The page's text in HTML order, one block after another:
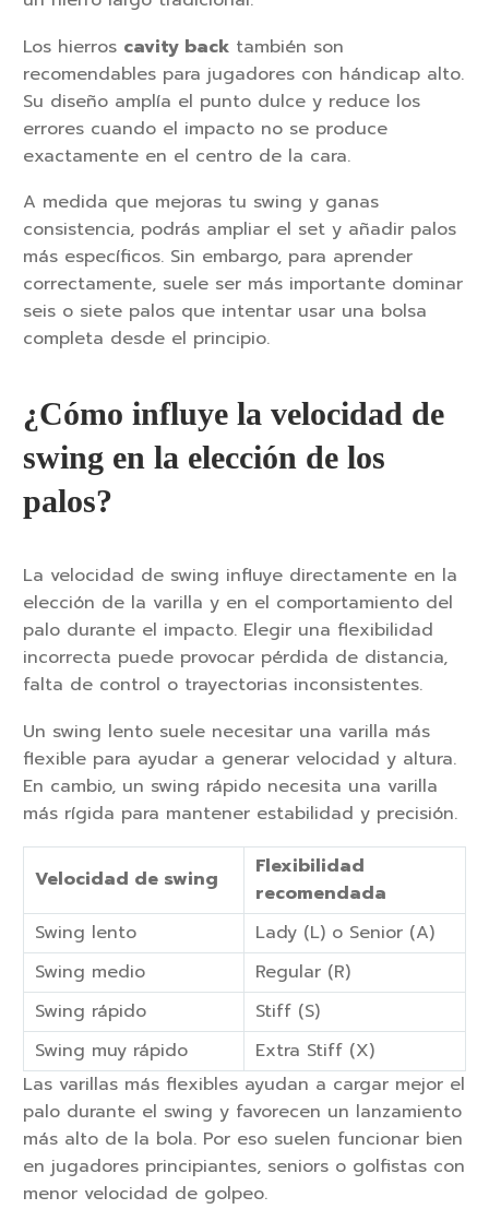
Los hierros cavity back también son
recomendables para jugadores con hándicap alto.
Su diseño amplía el punto dulce y reduce los
errores cuando el impacto no se produce
exactamente en el centro de la cara.
A medida que mejoras tu swing y ganas
consistencia, podrás ampliar el set y añadir palos
más específicos. Sin embargo, para aprender
correctamente, suele ser más importante dominar
seis o siete palos que intentar usar una bolsa
completa desde el principio.
¿Cómo influye la velocidad de
swing en la elección de los
palos?
La velocidad de swing influye directamente en la
elección de la varilla y en el comportamiento del
palo durante el impacto. Elegir una flexibilidad
incorrecta puede provocar pérdida de distancia,
falta de control o trayectorias inconsistentes.
Un swing lento suele necesitar una varilla más
flexible para ayudar a generar velocidad y altura.
En cambio, un swing rápido necesita una varilla
más rígida para mantener estabilidad y precisión.
Velocidad de swing
Flexibilidad
recomendada
Swing lento
Lady (L) o Senior (A)
Swing medio
Regular (R)
Swing rápido
Stiff (S)
Swing muy rápido
Extra Stiff (X)
Las varillas más flexibles ayudan a cargar mejor el
palo durante el swing y favorecen un lanzamiento
más alto de la bola. Por eso suelen funcionar bien
en jugadores principiantes, seniors o golfistas con
menor velocidad de golpeo.